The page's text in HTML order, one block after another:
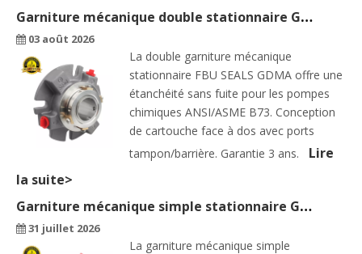
Garniture mécanique double stationnaire GDMA — La solution de cartouche standard pour les pompes chimiques ANSI
03 août 2026
La double garniture mécanique
stationnaire FBU SEALS GDMA offre une
étanchéité sans fuite pour les pompes
chimiques ANSI/ASME B73. Conception
de cartouche face à dos avec ports
tampon/barrière. Garantie 3 ans. Lire
la suite>
Garniture mécanique simple stationnaire GSMA — La solution à cartouche standard pour les pompes chimiques
31 juillet 2026
La garniture mécanique simple